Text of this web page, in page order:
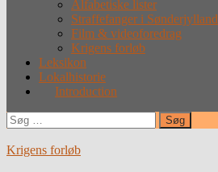
Alfabetiske lister
Straffefanger i Sønderjylland
Film & videoforedrag
Krigens forløb
Leksikon
Lokalhistorie
Introduction
Søg
efter:
Krigens forløb